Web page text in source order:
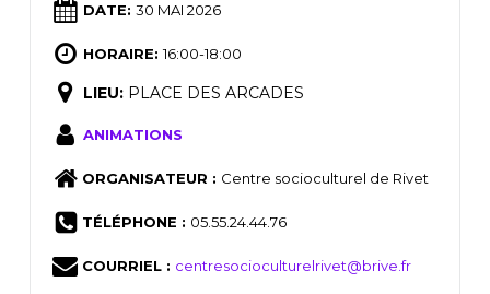
DATE: 30 MAI 2026
HORAIRE:16:00-18:00
LIEU: PLACE DES ARCADES
ANIMATIONS
ORGANISATEUR : Centre socioculturel de Rivet
TÉLÉPHONE : 05.55.24.44.76
COURRIEL : centresocioculturelrivet@brive.fr